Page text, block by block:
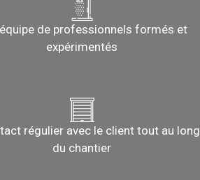
de professionnels formés et
expérimentés
régulier avec le client tout au long
du chantier